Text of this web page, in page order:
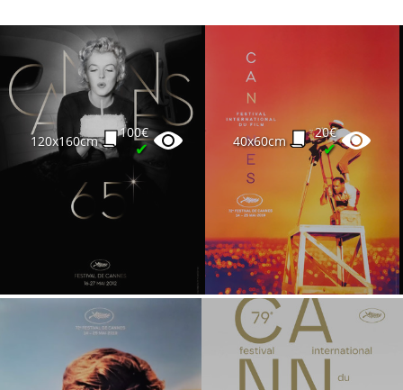
120x160cm
100€
✔ 40x60cm
20€
✔